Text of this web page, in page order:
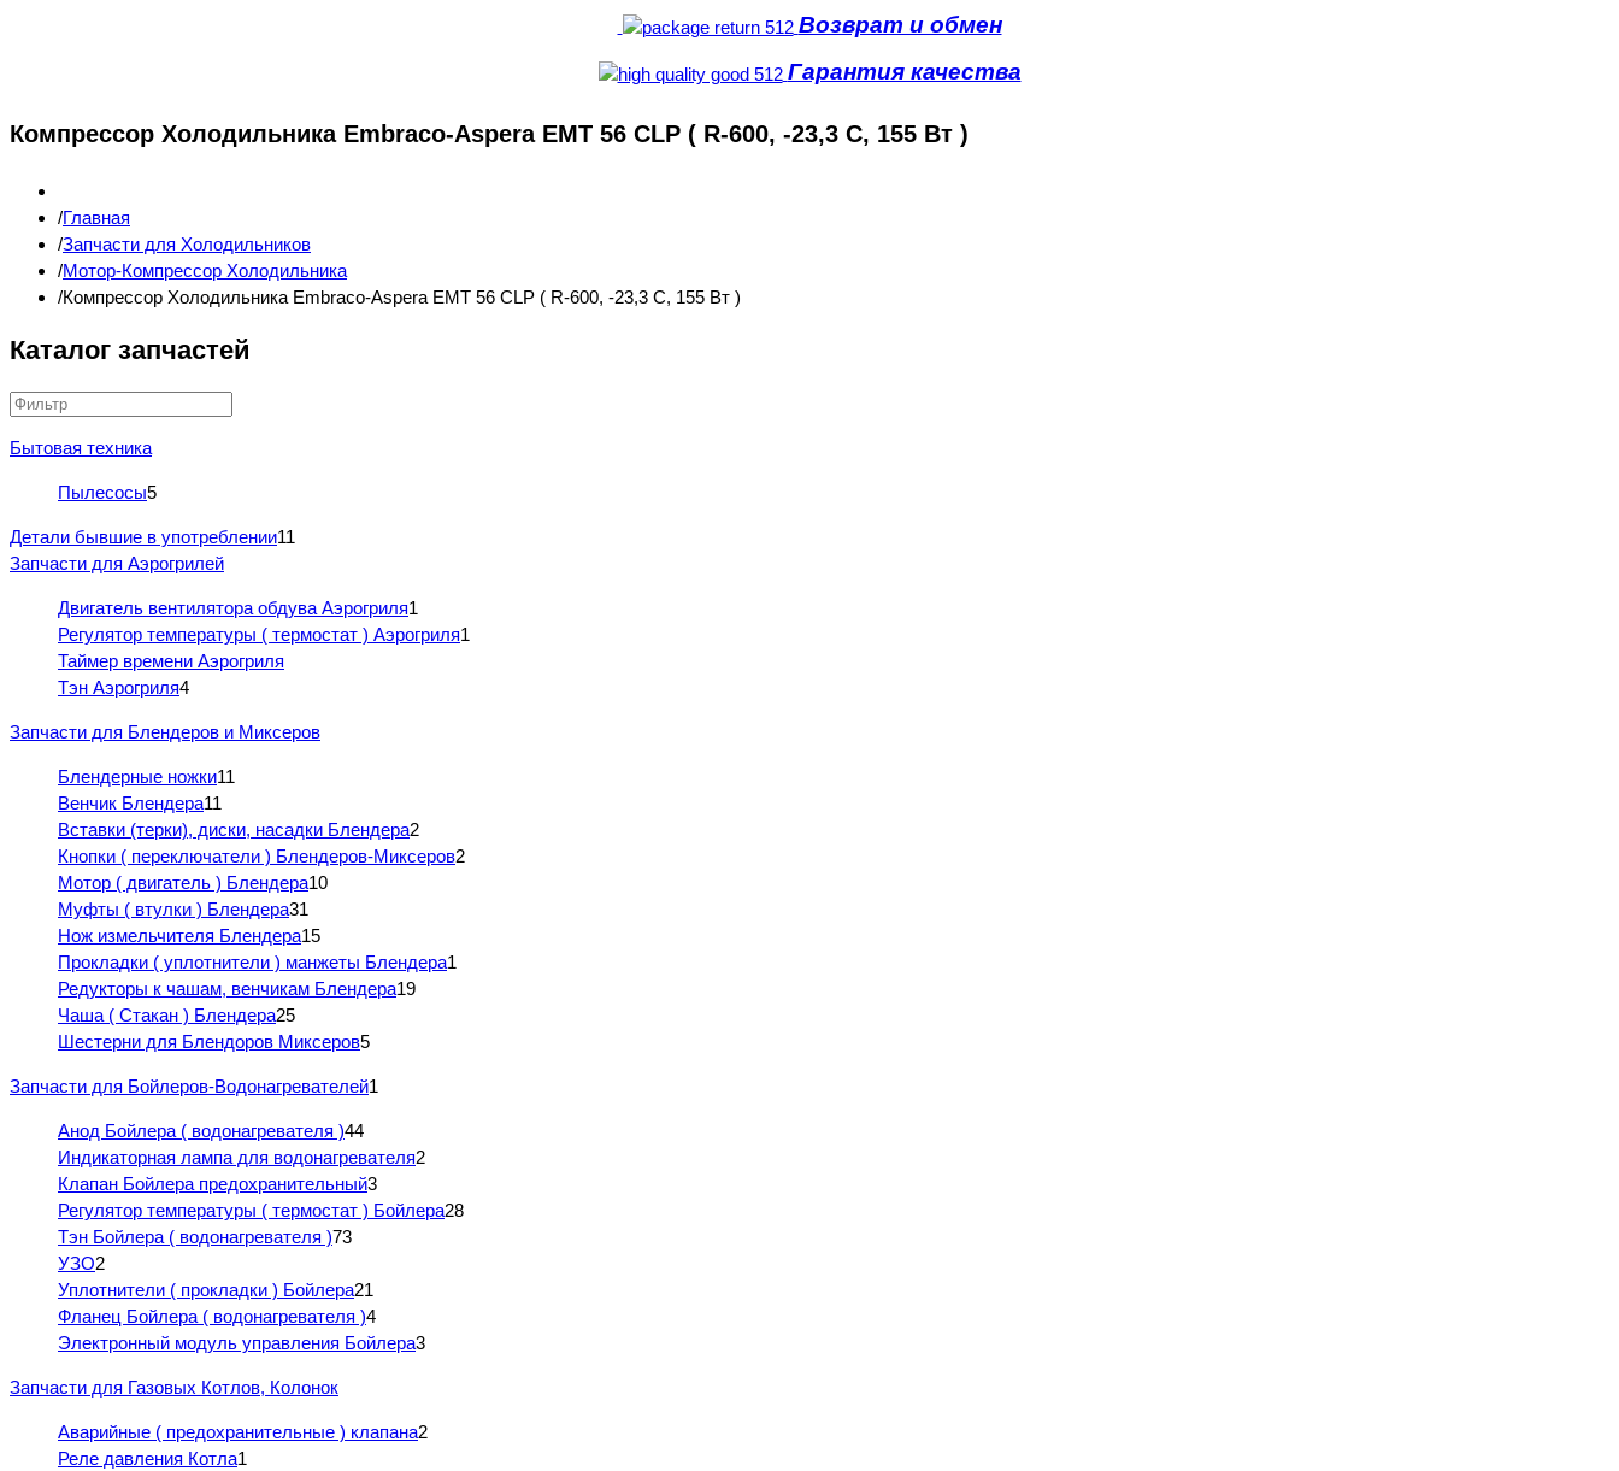
Возврат и обмен
Гарантия качества
Компрессор Холодильника Embraco-Aspera EMT 56 CLP ( R-600, -23,3 С, 155 Вт )
Главная
Запчасти для Холодильников
Мотор-Компрессор Холодильника
Компрессор Холодильника Embraco-Aspera EMT 56 CLP ( R-600, -23,3 С, 155 Вт )
Каталог запчастей
Бытовая техника
Пылесосы5
Детали бывшие в употреблении11
Запчасти для Аэрогрилей
Двигатель вентилятора обдува Аэрогриля1
Регулятор температуры ( термостат ) Аэрогриля1
Таймер времени Аэрогриля
Тэн Аэрогриля4
Запчасти для Блендеров и Миксеров
Блендерные ножки11
Венчик Блендера11
Вставки (терки), диски, насадки Блендера2
Кнопки ( переключатели ) Блендеров-Миксеров2
Мотор ( двигатель ) Блендера10
Муфты ( втулки ) Блендера31
Нож измельчителя Блендера15
Прокладки ( уплотнители ) манжеты Блендера1
Редукторы к чашам, венчикам Блендера19
Чаша ( Стакан ) Блендера25
Шестерни для Блендоров Миксеров5
Запчасти для Бойлеров-Водонагревателей1
Анод Бойлера ( водонагревателя )44
Индикаторная лампа для водонагревателя2
Клапан Бойлера предохранительный3
Регулятор температуры ( термостат ) Бойлера28
Тэн Бойлера ( водонагревателя )73
УЗО2
Уплотнители ( прокладки ) Бойлера21
Фланец Бойлера ( водонагревателя )4
Электронный модуль управления Бойлера3
Запчасти для Газовых Котлов, Колонок
Аварийные ( предохранительные ) клапана2
Реле давления Котла1